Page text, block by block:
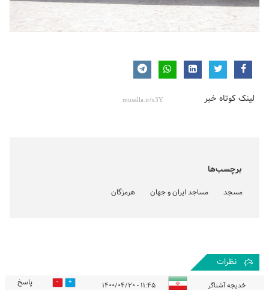
لینک کوتاه خبر
برچسب‌ها
مسجد مساجد ایران و جهان هرمزگان
نظرات
خدیجه آشناگر ۱۱:۴۵ - ۱۴۰۰/۰۴/۲۰ 0 پاسخ